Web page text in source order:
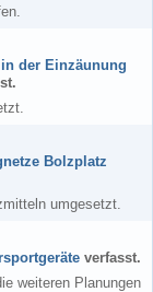
der Einzäunung
Bolzplatz
umgesetzt.
verfasst.
weiteren Planungen